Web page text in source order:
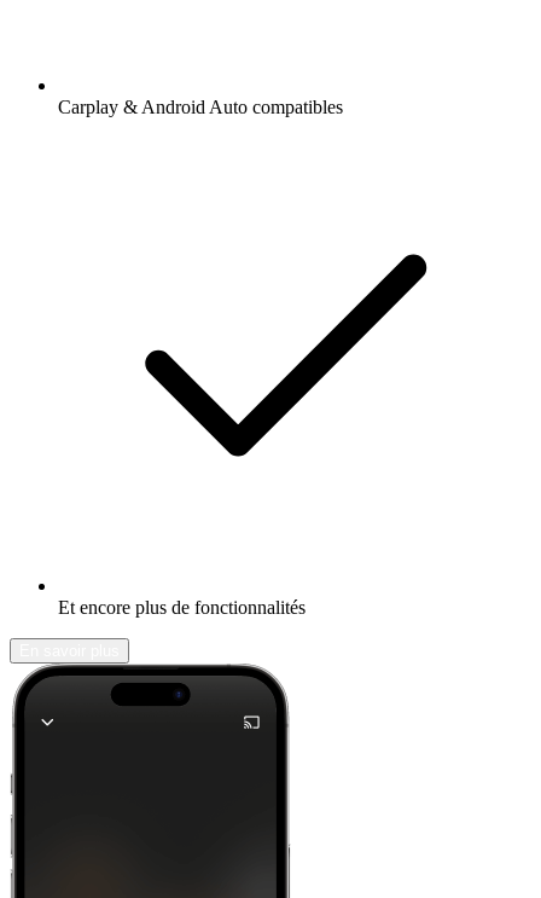
Carplay & Android Auto compatibles
Et encore plus de fonctionnalités